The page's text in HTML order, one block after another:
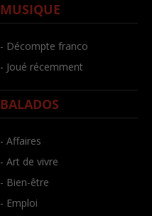
MUSIQUE
- Décompte franco
- Joué récemment
BALADOS
- Affaires
- Art de vivre
- Bien-être
- Emploi